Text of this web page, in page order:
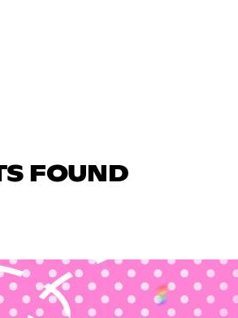
FOUND